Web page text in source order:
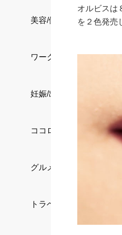
美容/健康
ワークスタイル
妊娠/出産/家族
ココロ/カラダ
グルメ
トラベル
オルビスは
を２色発売